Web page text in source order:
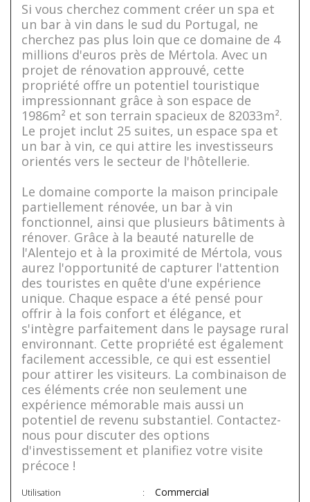
Si vous cherchez comment créer un spa et
un bar à vin dans le sud du Portugal, ne
cherchez pas plus loin que ce domaine de 4
millions d'euros près de Mértola. Avec un
projet de rénovation approuvé, cette
propriété offre un potentiel touristique
impressionnant grâce à son espace de
1986m² et son terrain spacieux de 82033m².
Le projet inclut 25 suites, un espace spa et
un bar à vin, ce qui attire les investisseurs
orientés vers le secteur de l'hôtellerie.
Le domaine comporte la maison principale
partiellement rénovée, un bar à vin
fonctionnel, ainsi que plusieurs bâtiments à
rénover. Grâce à la beauté naturelle de
l'Alentejo et à la proximité de Mértola, vous
aurez l'opportunité de capturer l'attention
des touristes en quête d'une expérience
unique. Chaque espace a été pensé pour
offrir à la fois confort et élégance, et
s'intègre parfaitement dans le paysage rural
environnant. Cette propriété est également
facilement accessible, ce qui est essentiel
pour attirer les visiteurs. La combinaison de
ces éléments crée non seulement une
expérience mémorable mais aussi un
potentiel de revenu substantiel. Contactez-
nous pour discuter des options
d'investissement et planifiez votre visite
précoce !
Utilisation Commercial